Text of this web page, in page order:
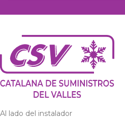
Al lado del instalador